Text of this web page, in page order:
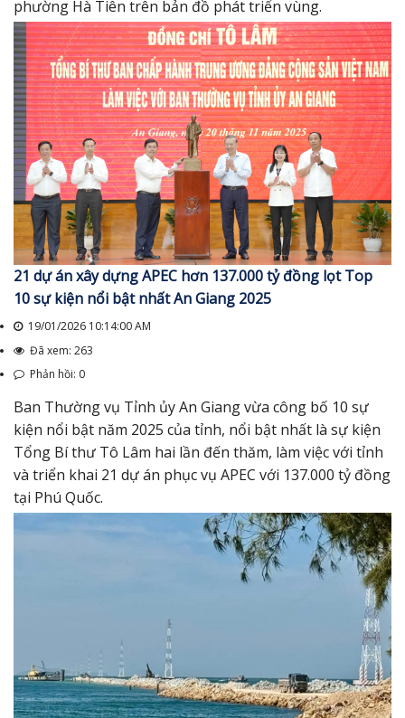
phường Hà Tiên trên bản đồ phát triển vùng.
21 dự án xây dựng APEC hơn 137.000 tỷ đồng lọt Top
10 sự kiện nổi bật nhất An Giang 2025
19/01/2026 10:14:00 AM
Đã xem: 263
Phản hồi: 0
Ban Thường vụ Tỉnh ủy An Giang vừa công bố 10 sự
kiện nổi bật năm 2025 của tỉnh, nổi bật nhất là sự kiện
Tổng Bí thư Tô Lâm hai lần đến thăm, làm việc với tỉnh
và triển khai 21 dự án phục vụ APEC với 137.000 tỷ đồng
tại Phú Quốc.